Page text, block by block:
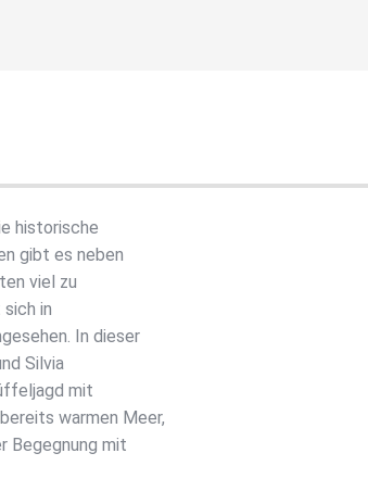
historische
gibt es neben
viel zu
in
In dieser
Silvia
mit
warmen Meer,
Begegnung mit